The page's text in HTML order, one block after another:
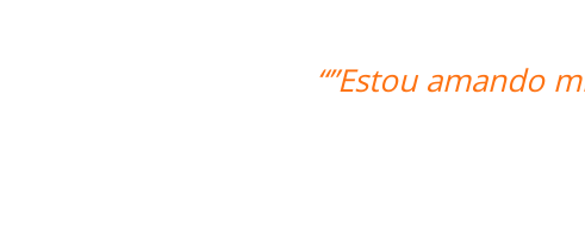
“”Estou amando